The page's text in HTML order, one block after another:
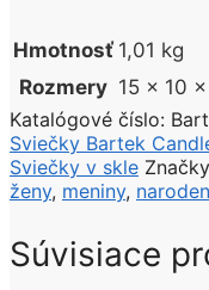
Hmotnosť 1,01 kg
Rozmery 15 × 10
Katalógové číslo:
Sviečky Bartek
Sviečky v skle
ženy, meniny,
Súvisiace